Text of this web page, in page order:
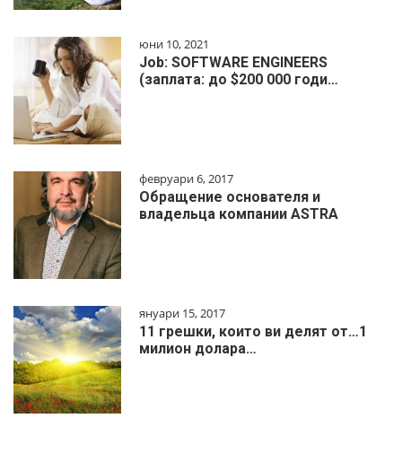
юни 10, 2021
Job: SOFTWARE ENGINEERS
(заплата: до $200 000 годи…
февруари 6, 2017
Обращение основателя и
владельца компании ASTRA
януари 15, 2017
11 грешки, които ви делят от…1
милиoн дoлapa…